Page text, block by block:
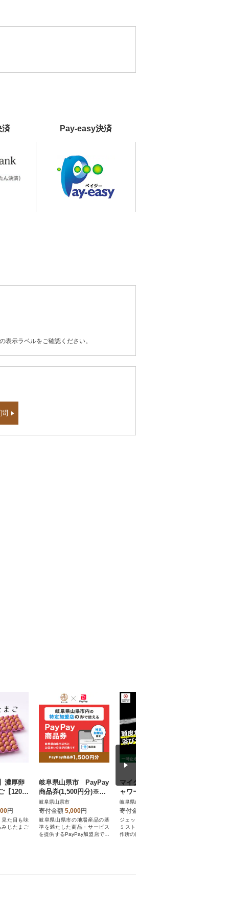
済 Pay-easy決済
示ラベルをご確認ください。
濃厚卵
【120個
円
見た目も味
みじたまご
岐阜県山県市 PayPay
商品券(1,500円分)※地
域内の一部の加盟店の
みで利用可
岐阜県山県市
寄付金額 5,000円
岐阜県山県市の地場産品の基
準を満たした商品・サービス
を提供するPayPay加盟店での
マイクロナノバブル シ
ャワーヘッド バブリー
ミスティシャワー3.0
ホワイト SH24W-SN
節水
岐阜県山県市
寄付金額
ジェット水流で頭皮ケア!更に
ミスト水流も使える水生活製
作所の節水型 ナノバブル シャ